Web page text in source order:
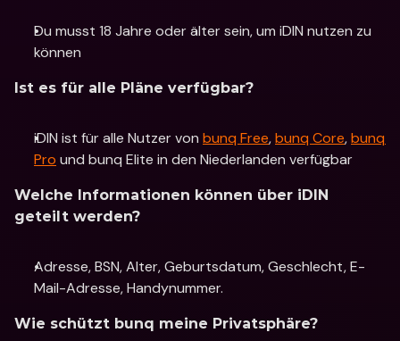
Du musst 18 Jahre oder älter sein, um iDIN nutzen zu
können
Ist es für alle Pläne verfügbar?
iDIN ist für alle Nutzer von bunq Free, bunq Core, bunq
Pro und bunq Elite in den Niederlanden verfügbar
Welche Informationen können über iDIN
geteilt werden?
Adresse, BSN, Alter, Geburtsdatum, Geschlecht, E-
Mail-Adresse, Handynummer.
Wie schützt bunq meine Privatsphäre?